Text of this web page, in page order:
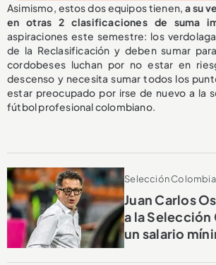
Asimismo, estos dos equipos tienen, a su
en otras 2 clasificaciones de suma
aspiraciones este semestre: los
de la Reclasificación y deben sumar
cordobeses luchan por no estar en
descenso y necesita sumar todos los
estar preocupado por irse de nuevo a la
fútbol profesional colombiano.
Selección Colombia
Juan Carlos
a la
un salario